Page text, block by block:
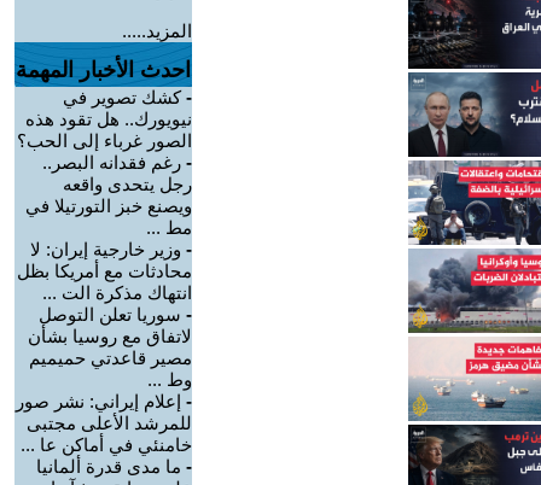
المزيد.....
احدث الأخبار المهمة
-كشك تصوير في
نيويورك.. هل تقود هذه
الصور غرباء إلى الحب؟
- رغم فقدانه البصر..
رجل يتحدى واقعه
ويصنع خبز التورتيلا في
مط ...
- وزير خارجية إيران: لا
محادثات مع أمريكا بظل
انتهاك مذكرة الت ...
- سوريا تعلن التوصل
لاتفاق مع روسيا بشأن
مصير قاعدتي حميميم
وط ...
- إعلام إيراني: نشر صور
للمرشد الأعلى مجتبى
خامنئي في أماكن عا ...
- ما مدى قدرة ألمانيا